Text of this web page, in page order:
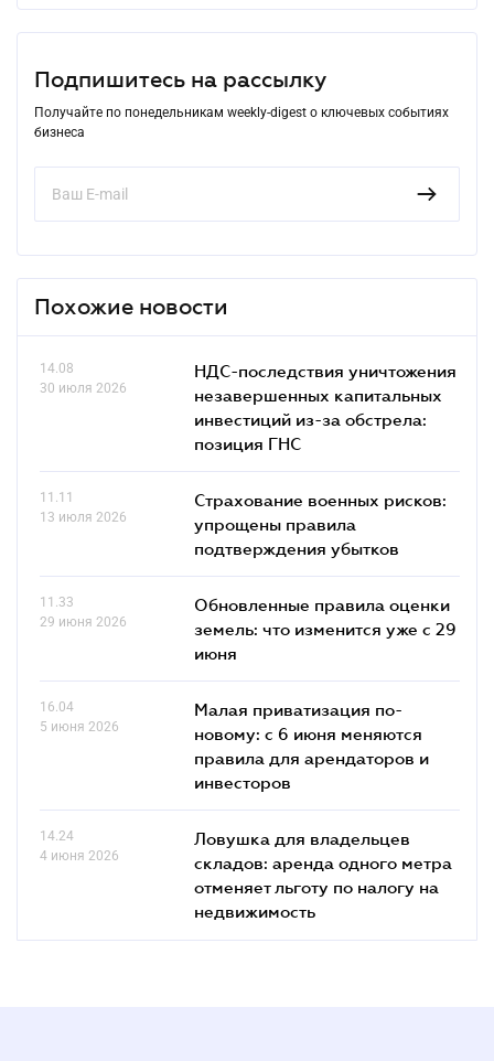
Подпишитесь на рассылку
Получайте по понедельникам weekly-digest о ключевых событиях
бизнеса
Похожие новости
14.08
30 июля 2026
НДС-последствия уничтожения
незавершенных капитальных
инвестиций из-за обстрела:
позиция ГНС
11.11
13 июля 2026
Страхование военных рисков:
упрощены правила
подтверждения убытков
11.33
29 июня 2026
Обновленные правила оценки
земель: что изменится уже с 29
июня
16.04
5 июня 2026
Малая приватизация по-
новому: с 6 июня меняются
правила для арендаторов и
инвесторов
14.24
4 июня 2026
Ловушка для владельцев
складов: аренда одного метра
отменяет льготу по налогу на
недвижимость